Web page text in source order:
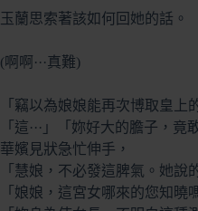
玉蘭思索著該如何回她的話。
(啊啊···真難)
「竊以為娘娘能再次博取皇上
「這···」「妳好大的膽子，竟
華嬪見狀急忙伸手，
「慧娘，不必發這脾氣。她說
「娘娘，這宮女哪來的您知